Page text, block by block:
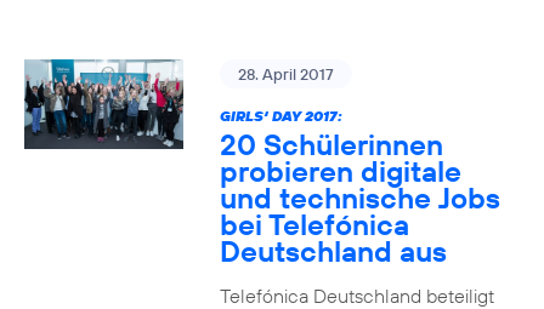
28. April 2017
GIRLS‘ DAY 2017:
20 Schülerinnen
probieren digitale
und technische Jobs
bei Telefónica
Deutschland aus
Telefónica Deutschland beteiligt